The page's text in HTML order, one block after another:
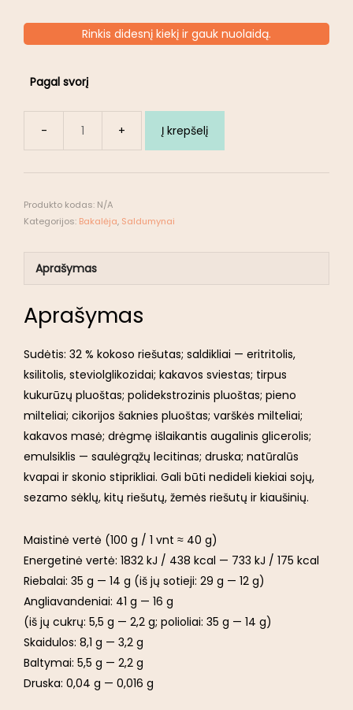
Rinkis didesnį kiekį ir gauk nuolaidą.
Pagal svorį
Į krepšelį
Produkto kodas: N/A
Kategorijos: Bakalėja, Saldumynai
Aprašymas
Aprašymas
Sudėtis: 32 % kokoso riešutas; saldikliai — eritritolis,
ksilitolis, steviolglikozidai; kakavos sviestas; tirpus
kukurūzų pluoštas; polidekstrozinis pluoštas; pieno
milteliai; cikorijos šaknies pluoštas; varškės milteliai;
kakavos masė; drėgmę išlaikantis augalinis glicerolis;
emulsiklis — saulėgrąžų lecitinas; druska; natūralūs
kvapai ir skonio stiprikliai. Gali būti nedideli kiekiai sojų,
sezamo sėklų, kitų riešutų, žemės riešutų ir kiaušinių.
Maistinė vertė (100 g / 1 vnt ≈ 40 g)
Energetinė vertė: 1832 kJ / 438 kcal — 733 kJ / 175 kcal
Riebalai: 35 g — 14 g (iš jų sotieji: 29 g — 12 g)
Angliavandeniai: 41 g — 16 g
(iš jų cukrų: 5,5 g — 2,2 g; polioliai: 35 g — 14 g)
Skaidulos: 8,1 g — 3,2 g
Baltymai: 5,5 g — 2,2 g
Druska: 0,04 g — 0,016 g